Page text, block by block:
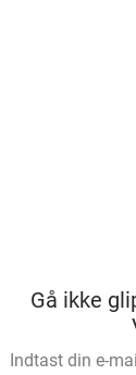
Gå ikke
Indtast din e-